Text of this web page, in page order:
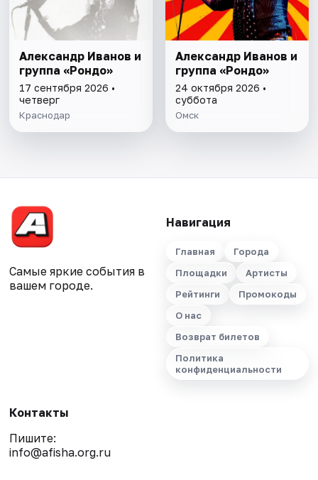
Александр Иванов и
группа «Рондо»
17 сентября 2026 •
четверг
Краснодар
Александр Иванов и
группа «Рондо»
24 октября 2026 •
суббота
Омск
Самые яркие события в
вашем городе.
Навигация
Главная
Города
Площадки
Артисты
Рейтинги
Промокоды
О нас
Возврат билетов
Политика
конфиденциальности
Контакты
Пишите:
info@afisha.org.ru